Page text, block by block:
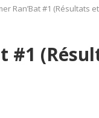
Ran’Bat #1 (Résultats
#1